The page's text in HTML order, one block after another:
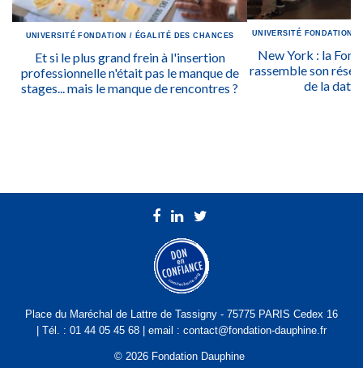
UNIVERSITÉ FONDATION / ÉGALITÉ DES CHANCES
Et si le plus grand frein à l'insertion
professionnelle n'était pas le manque de
stages... mais le manque de rencontres ?
UNIVERSITÉ FONDATION
New York : la
rassemble son
de la data
Place du Maréchal de Lattre de Tassigny - 75775 PARIS Cedex 16
| Tél. : 01 44 05 45 68 | email : contact@fondation-dauphine.fr
© 2026 Fondation Dauphine